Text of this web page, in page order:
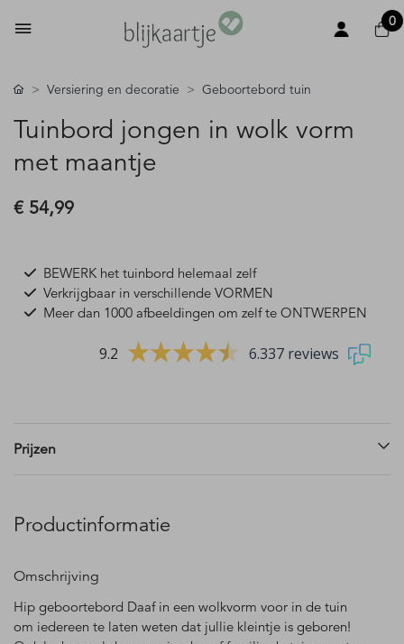
0
Versiering en decoratie Geboortebord tuin
Tuinbord jongen in wolk vorm
met maantje
€ 54,99
BEWERK het tuinbord helemaal zelf
Verkrijgbaar in verschillende VORMEN
Meer dan 1000 afbeeldingen om zelf te ONTWERPEN
9.2 6.337 reviews
Prijzen
Productinformatie
Omschrijving
Hip geboortebord Daaf in een wolkvorm voor in de tuin
om iedereen te laten weten dat jullie kleintje is geboren!